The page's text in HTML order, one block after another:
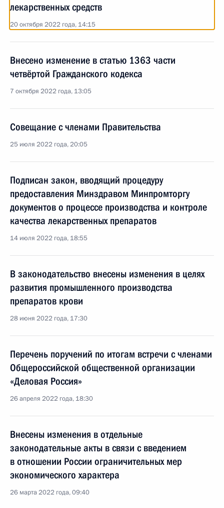
лекарственных средств
20 октября 2022 года, 14:15
Внесено изменение в статью 1363 части
четвёртой Гражданского кодекса
7 октября 2022 года, 13:05
Совещание с членами Правительства
25 июля 2022 года, 20:05
Подписан закон, вводящий процедуру
предоставления Минздравом Минпромторгу
документов о процессе производства и контроле
качества лекарственных препаратов
14 июля 2022 года, 18:55
В законодательство внесены изменения в целях
развития промышленного производства
препаратов крови
28 июня 2022 года, 17:30
Перечень поручений по итогам встречи с членами
Общероссийской общественной организации
«Деловая Россия»
26 апреля 2022 года, 18:30
Внесены изменения в отдельные
законодательные акты в связи с введением
в отношении России ограничительных мер
экономического характера
26 марта 2022 года, 09:40